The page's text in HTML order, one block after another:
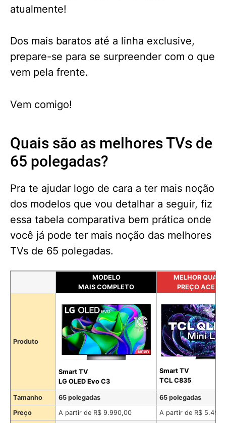
atualmente!
Dos mais baratos até a linha exclusive,
prepare-se para se surpreender com o que
vem pela frente.
Vem comigo!
Quais são as melhores TVs de
65 polegadas?
Pra te ajudar logo de cara a ter mais noção
dos modelos que vou detalhar a seguir, fiz
essa tabela comparativa bem prática onde
você já pode ter mais noção das melhores
TVs de 65 polegadas.
MODELO
MAIS COMPLETO
MELHOR
PREÇO
Produto
Smart TV
LG OLED Evo C3
Smart TV
TCL C835
Tamanho 65 polegadas
65 polegadas
Preço
A partir de R$ 9.990,00
A partir de R$